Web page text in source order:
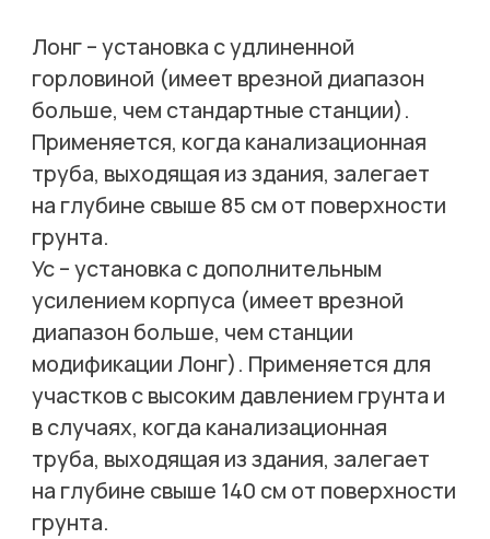
Лонг – установка с удлиненной
горловиной (имеет врезной диапазон
больше, чем стандартные станции).
Применяется, когда канализационная
труба, выходящая из здания, залегает
на глубине свыше 85 см от поверхности
грунта.
Ус – установка с дополнительным
усилением корпуса (имеет врезной
диапазон больше, чем станции
модификации Лонг). Применяется для
участков с высоким давлением грунта и
в случаях, когда канализационная
труба, выходящая из здания, залегает
на глубине свыше 140 см от поверхности
грунта.